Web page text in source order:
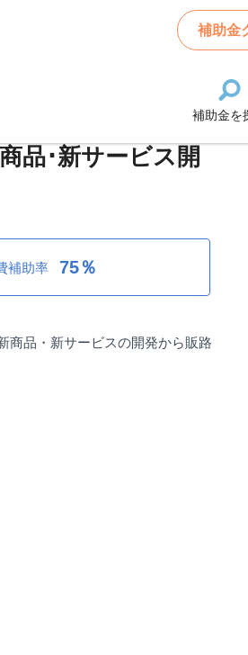
補助金
補助金を
しかわ中小企業チャレンジ支援ファンド）（新
事業助成金（旧い
品･新サービス開
補助率 75％
商品・新サービスの開発から販路